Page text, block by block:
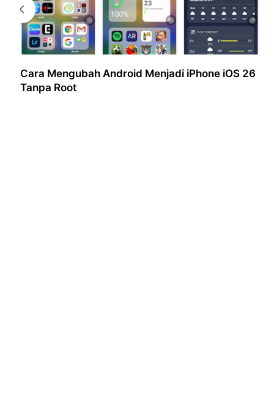
Cara Mengubah Android Menjadi iPhone iOS 26
Tanpa Root